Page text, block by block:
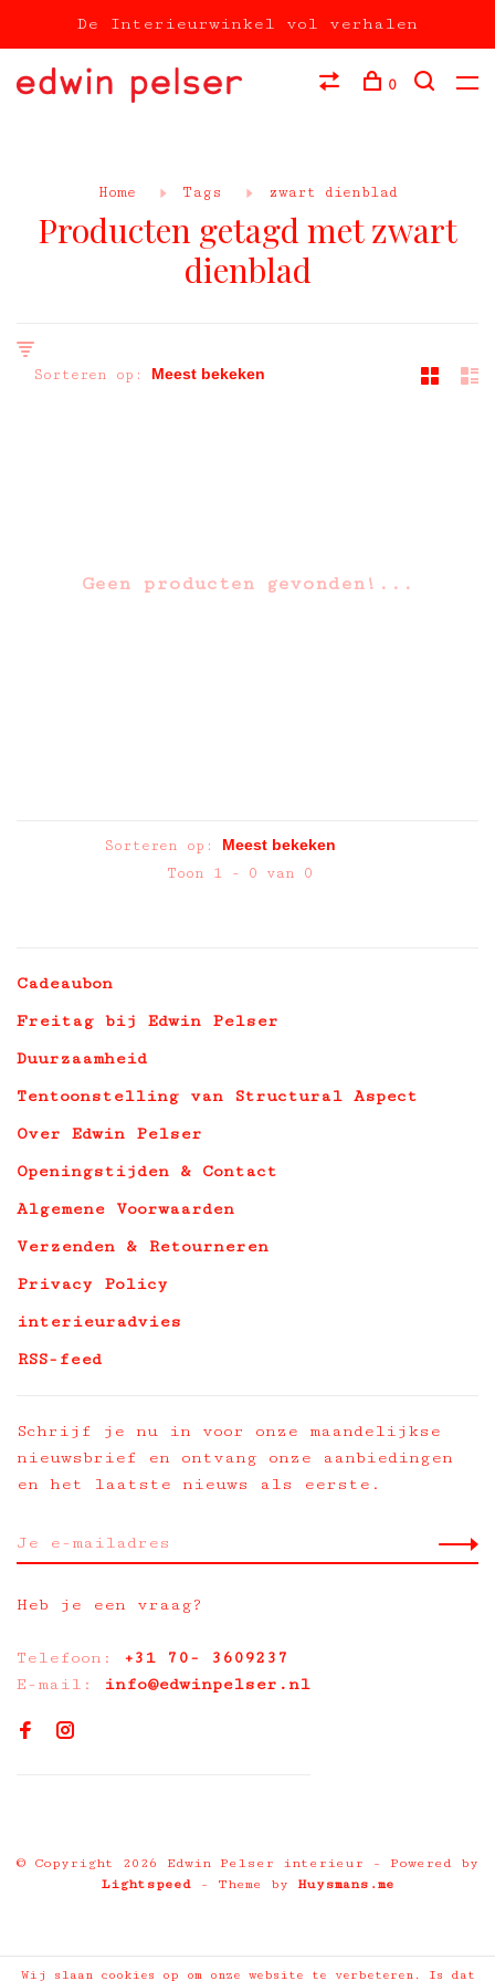
De Interieurwinkel vol verhalen
0
Home Tags zwart dienblad
Producten getagd met zwart
dienblad
Sorteren op:
Geen producten gevonden!...
Sorteren op:
Toon 1 - 0 van 0
Cadeaubon
Freitag bij Edwin Pelser
Duurzaamheid
Tentoonstelling van Structural Aspect
Over Edwin Pelser
Openingstijden & Contact
Algemene Voorwaarden
Verzenden & Retourneren
Privacy Policy
interieuradvies
RSS-feed
Schrijf je nu in voor onze maandelijkse
nieuwsbrief en ontvang onze aanbiedingen
en het laatste nieuws als eerste.
Heb je een vraag?
Telefoon: +31 70- 3609237
E-mail:
info@edwinpelser.nl
© Copyright 2026 Edwin Pelser interieur
- Powered by
Lightspeed- Theme by Huysmans.me
Wij slaan cookies op om onze website te verbeteren. Is dat